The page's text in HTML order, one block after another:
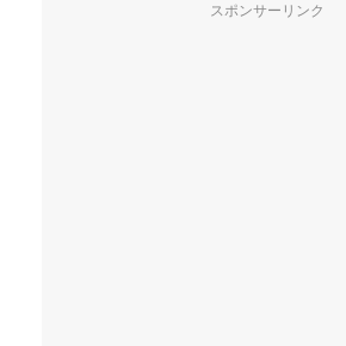
スポンサーリンク